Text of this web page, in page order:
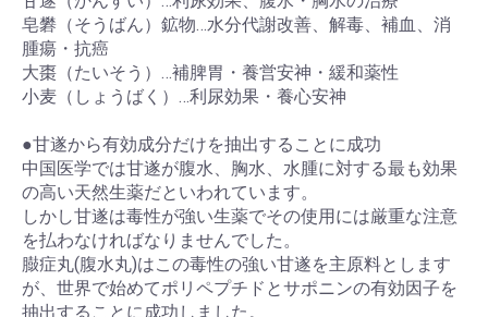
皂礬（そうばん）鉱物…水分代謝改善、解毒、補血、消
腫瘍・抗癌
大棗（たいそう）…補脾胃・養営安神・緩和薬性
小麦（しょうばく）…利尿効果・養心安神
●甘遂から有効成分だけを抽出することに成功
中国医学では甘遂が腹水、胸水、水腫に対する最も効果
の高い天然生薬だといわれています。
しかし甘遂は毒性が強い生薬でその使用には厳重な注意
を払わなければなりませんでした。
臌症丸(腹水丸)はこの毒性の強い甘遂を主原料とします
が、世界で始めてポリペプチドとサポニンの有効因子を
抽出することに成功しました。